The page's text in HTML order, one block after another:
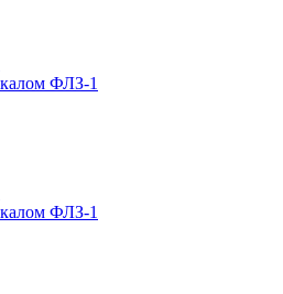
ФЛЗ-1
ФЛЗ-1